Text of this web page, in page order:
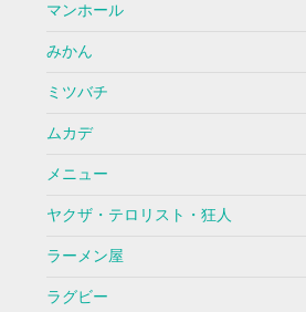
マンホール
みかん
ミツバチ
ムカデ
メニュー
ヤクザ・テロリスト・狂人
ラーメン屋
ラグビー